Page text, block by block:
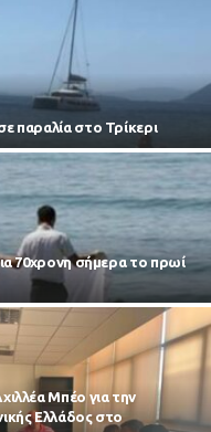
παραλία στο Τρίκερι
70χρονη σήμερα το πρωί
Μπέο για την
Ελλάδος στο